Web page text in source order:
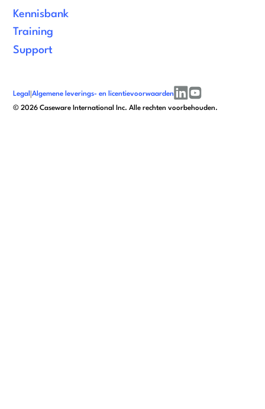
Kennisbank
Training
Support
©2026 Caseware International Inc. Alle rechten voorbehouden.
Legal |Algemene leverings- en licentievoorwaarden
linkedinyoutube